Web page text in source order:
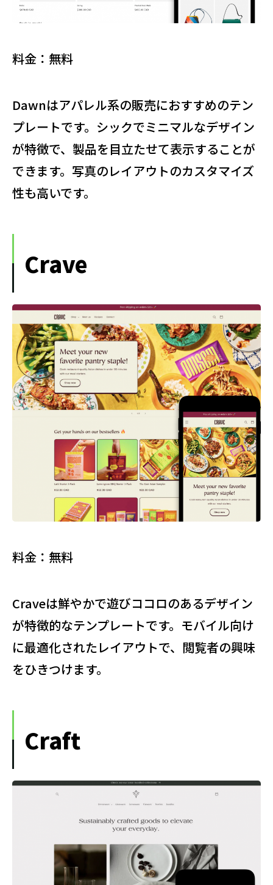
料金：無料
Dawnはアパレル系の販売におすすめのテン
プレートです。シックでミニマルなデザイン
が特徴で、製品を目立たせて表示することが
できます。写真のレイアウトのカスタマイズ
性も高いです。
Crave
料金：無料
Craveは鮮やかで遊びココロのあるデザイン
が特徴的なテンプレートです。モバイル向け
に最適化されたレイアウトで、閲覧者の興味
をひきつけます。
Craft